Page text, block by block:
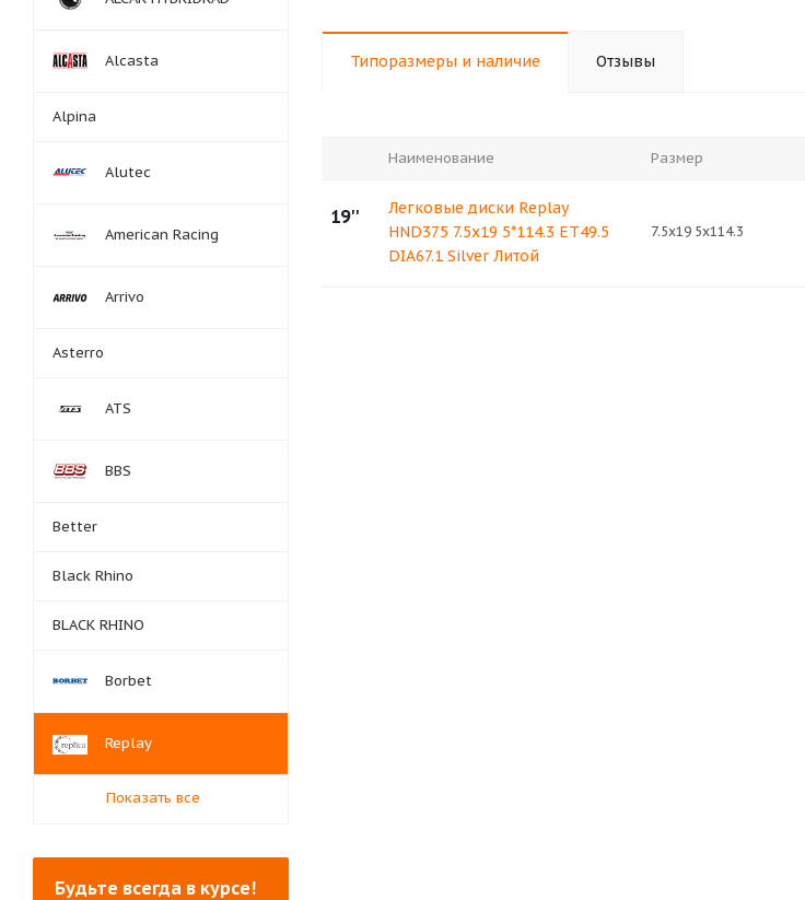
Типоразмеры и наличие Отзывы
Наименование Размер
19''
Легковые диски Replay
HND375 7.5x19 5*114.3 ET49.5
DIA67.1 Silver Литой
7.5x19 5x114.3
Alcasta
Alpina
Alutec
American Racing
Arrivo
Asterro
ATS
BBS
Better
Black Rhino
BLACK RHINO
Borbet
Replay
Показать все
Будьте всегда в курсе!